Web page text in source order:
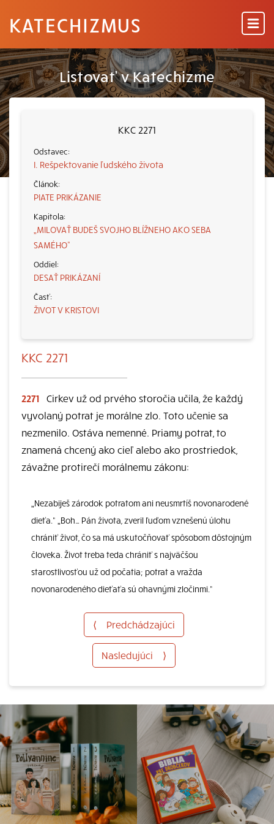
KATECHIZMUS
Listovať v Katechizme
KKC 2271
I. Rešpektovanie ľudského života
PIATE PRIKÁZANIE
„MILOVAŤ BUDEŠ SVOJHO BLÍŽNEHO AKO SEBA
SAMÉHO“
DESAŤ PRIKÁZANÍ
ŽIVOT V KRISTOVI
KKC 2271
2271 Cirkev už od prvého storočia učila, že každý
vyvolaný potrat je morálne zlo. Toto učenie sa
nezmenilo. Ostáva nemenné. Priamy potrat, to
znamená chcený ako cieľ alebo ako prostriedok,
závažne protirečí morálnemu zákonu:
„Nezabiješ zárodok potratom ani neusmrtíš novonarodené
dieťa.“ „Boh… Pán života, zveril ľuďom vznešenú úlohu
chrániť život, čo sa má uskutočňovať spôsobom dôstojným
človeka. Život treba teda chrániť s najväčšou
starostlivosťou už od počatia; potrat a vražda
novonarodeného dieťaťa sú ohavnými zločinmi.“
⟨ Predchádzajúci
Nasledujúci ⟩